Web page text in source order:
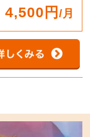
4,500円 /月